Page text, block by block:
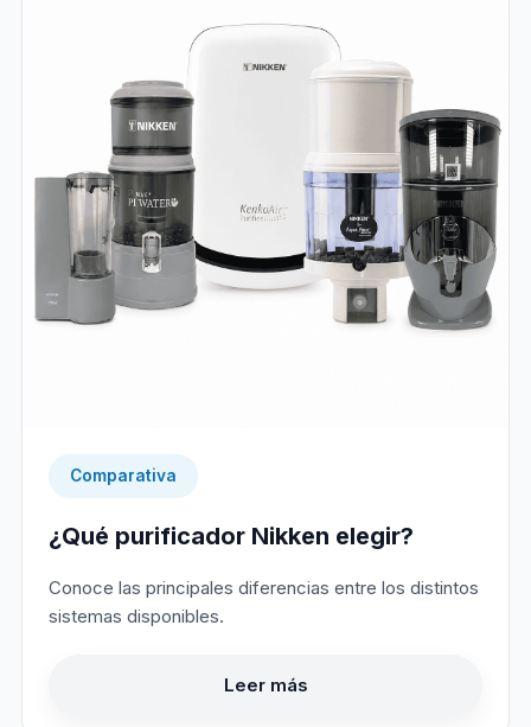
Comparativa
¿Qué purificador Nikken elegir?
Conoce las principales diferencias entre los distintos
sistemas disponibles.
Leer más